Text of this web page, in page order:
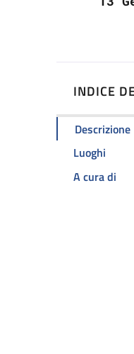
INDICE
Descrizione
Luoghi
A cura di